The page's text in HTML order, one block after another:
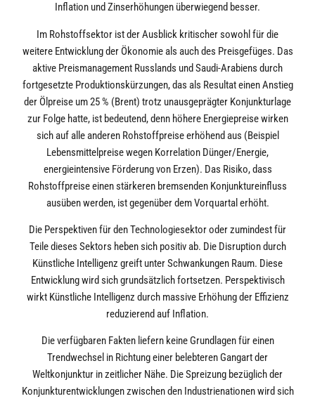
Inflation und Zinserhöhungen überwiegend besser.
Im Rohstoffsektor ist der Ausblick kritischer sowohl für die
weitere Entwicklung der Ökonomie als auch des Preisgefüges. Das
aktive Preismanagement Russlands und Saudi-Arabiens durch
fortgesetzte Produktionskürzungen, das als Resultat einen Anstieg
der Ölpreise um 25 % (Brent) trotz unausgeprägter Konjunkturlage
zur Folge hatte, ist bedeutend, denn höhere Energiepreise wirken
sich auf alle anderen Rohstoffpreise erhöhend aus (Beispiel
Lebensmittelpreise wegen Korrelation Dünger/Energie,
energieintensive Förderung von Erzen). Das Risiko, dass
Rohstoffpreise einen stärkeren bremsenden Konjunktureinfluss
ausüben werden, ist gegenüber dem Vorquartal erhöht.
Die Perspektiven für den Technologiesektor oder zumindest für
Teile dieses Sektors heben sich positiv ab. Die Disruption durch
Künstliche Intelligenz greift unter Schwankungen Raum. Diese
Entwicklung wird sich grundsätzlich fortsetzen. Perspektivisch
wirkt Künstliche Intelligenz durch massive Erhöhung der Effizienz
reduzierend auf Inflation.
Die verfügbaren Fakten liefern keine Grundlagen für einen
Trendwechsel in Richtung einer belebteren Gangart der
Weltkonjunktur in zeitlicher Nähe. Die Spreizung bezüglich der
Konjunkturentwicklungen zwischen den Industrienationen wird sich